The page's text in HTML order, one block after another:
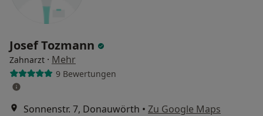
Josef Tozmann
Zahnarzt · Mehr
9 Bewertungen
Sonnenstr. 7, Donauwörth • Zu Google Maps